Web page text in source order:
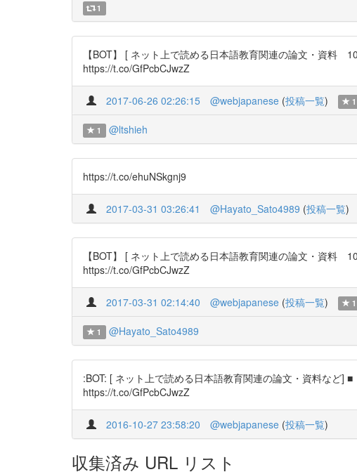
1
【BOT】 [ ネット上で読める日本語教育関連の論文・資料
https://t.co/GfPcbCJwzZ
2017-06-26 02:26:15 @webjapanese (投稿一覧) 1
1 @ltshieh
https://t.co/ehuNSkgnj9
2017-03-31 03:26:41 @Hayato_Sato4989 (投稿一覧)
【BOT】 [ ネット上で読める日本語教育関連の論文・資料
https://t.co/GfPcbCJwzZ
2017-03-31 02:14:40 @webjapanese (投稿一覧) 1
1 @Hayato_Sato4989
:BOT: [ ネット上で読める日本語教育関連の論文・資料など
https://t.co/GfPcbCJwzZ
2016-10-27 23:58:20 @webjapanese (投稿一覧)
収集済み URL リスト